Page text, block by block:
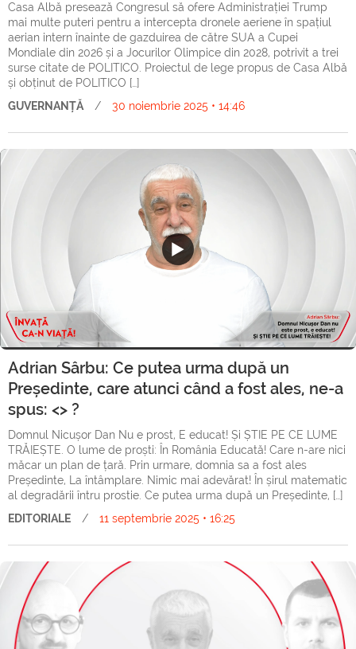
Casa Albă presează Congresul să ofere Administrației Trump
mai multe puteri pentru a intercepta dronele aeriene în spațiul
aerian intern înainte de gazduirea de către SUA a Cupei
Mondiale din 2026 și a Jocurilor Olimpice din 2028, potrivit a trei
surse citate de POLITICO. Proiectul de lege propus de Casa Albă
și obținut de POLITICO […]
GUVERNANȚĂ
/ 30 noiembrie 2025 • 14:46
Adrian Sârbu: Ce putea urma după un
Președinte, care atunci când a fost ales, ne-a
spus: <> ?
Domnul Nicușor Dan Nu e prost, E educat! Și ȘTIE PE CE LUME
TRĂIEȘTE. O lume de proști: În România Educată! Care n-are nici
măcar un plan de țară. Prin urmare, domnia sa a fost ales
Președinte, La întâmplare. Nimic mai adevărat! În șirul matematic
al degradării întru prostie. Ce putea urma după un Președinte, […]
EDITORIALE
/ 11 septembrie 2025 • 16:25